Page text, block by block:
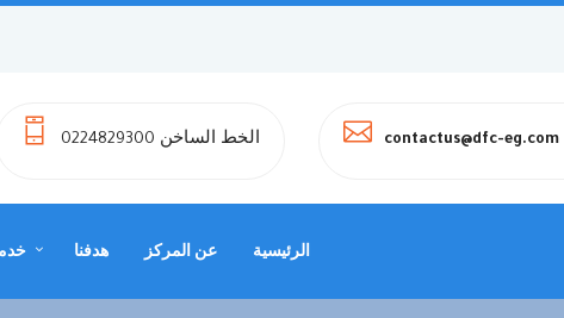
contactus@dfc-eg.com الخط الساخن 0224829300
الرئيسية عن المركز هدفنا